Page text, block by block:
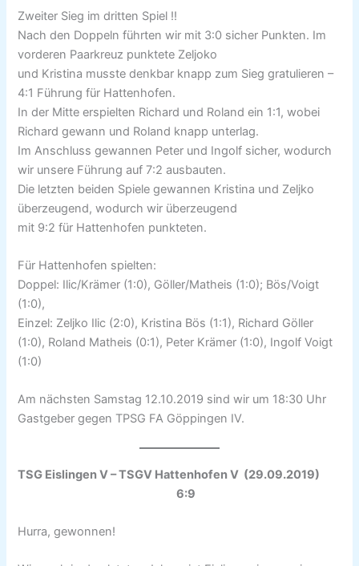
Zweiter Sieg im dritten Spiel !!
Nach den Doppeln führten wir mit 3:0 sicher Punkten. Im
vorderen Paarkreuz punktete Zeljoko
und Kristina musste denkbar knapp zum Sieg gratulieren –
4:1 Führung für Hattenhofen.
In der Mitte erspielten Richard und Roland ein 1:1, wobei
Richard gewann und Roland knapp unterlag.
Im Anschluss gewannen Peter und Ingolf sicher, wodurch
wir unsere Führung auf 7:2 ausbauten.
Die letzten beiden Spiele gewannen Kristina und Zeljko
überzeugend, wodurch wir überzeugend
mit 9:2 für Hattenhofen punkteten.
Für Hattenhofen spielten:
Doppel: Ilic/Krämer (1:0), Göller/Matheis (1:0); Bös/Voigt
(1:0),
Einzel: Zeljko Ilic (2:0), Kristina Bös (1:1), Richard Göller
(1:0), Roland Matheis (0:1), Peter Krämer (1:0), Ingolf Voigt
(1:0)
Am nächsten Samstag 12.10.2019 sind wir um 18:30 Uhr
Gastgeber gegen TPSG FA Göppingen IV.
TSG Eislingen V – TSGV Hattenhofen V (29.09.2019)
6:9
Hurra, gewonnen!